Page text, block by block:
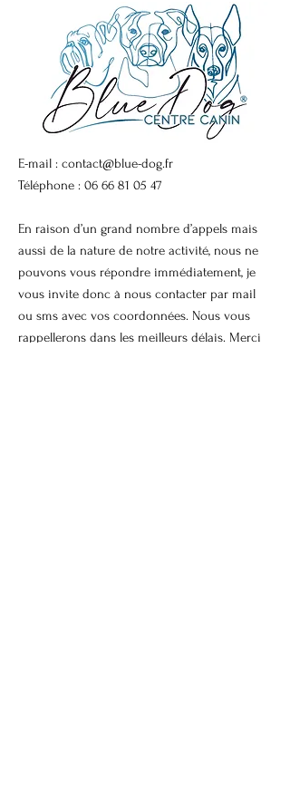
E-mail : contact@blue-dog.fr
Téléphone : 06 66 81 05 47
En raison d’un grand nombre d’appels mais
aussi de la nature de notre activité, nous ne
pouvons vous répondre immédiatement, je
vous invite donc à nous contacter par mail
ou sms avec vos coordonnées. Nous vous
rappellerons dans les meilleurs délais. Merci